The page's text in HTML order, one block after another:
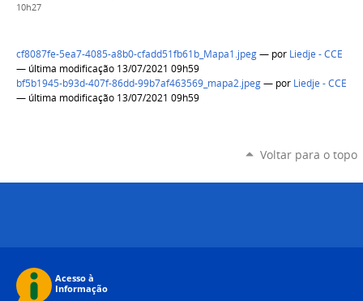
10h27
cf8087fe-5ea7-4085-a8b0-cfadd51fb61b_Mapa1.jpeg— por Liedje - CCE
— última modificação 13/07/2021 09h59
bf5b1945-b93d-407f-86dd-99b7af463569_mapa2.jpeg— por Liedje - CCE
— última modificação 13/07/2021 09h59
Voltar para o topo